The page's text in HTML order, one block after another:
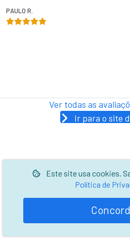
PAULO R.
Ver todas as
Ir para o site
Este site usa cookies.
Política de